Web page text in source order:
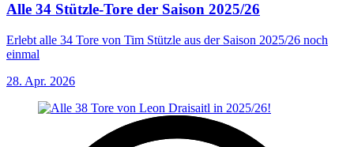
Alle 34 Stützle-Tore der Saison 2025/26
Erlebt alle 34 Tore von Tim Stützle aus der Saison 2025/26 noch
einmal
28. Apr. 2026